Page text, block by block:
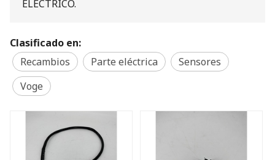
ELECTRICO.
Clasificado en:
Recambios
Parte eléctrica
Sensores
Voge